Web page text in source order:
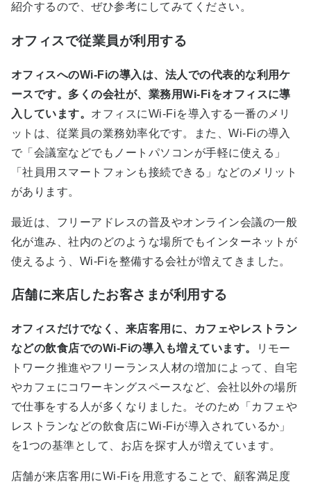
紹介するので、ぜひ参考にしてみてください。
オフィスで従業員が利用する
オフィスへのWi-Fiの導入は、法人での代表的な利用ケ
ースです。多くの会社が、業務用Wi-Fiをオフィスに導
入しています。 オフィスにWi-Fiを導入する一番のメリ
ットは、従業員の業務効率化です。また、Wi-Fiの導入
で「会議室などでもノートパソコンが手軽に使える」
「社員用スマートフォンも接続できる」などのメリット
があります。
最近は、フリーアドレスの普及やオンライン会議の一般
化が進み、社内のどのような場所でもインターネットが
使えるよう、Wi-Fiを整備する会社が増えてきました。
店舗に来店したお客さまが利用する
オフィスだけでなく、来店客用に、カフェやレストラン
などの飲食店でのWi-Fiの導入も増えています。
リモー
トワーク推進やフリーランス人材の増加によって、自宅
やカフェにコワーキングスペースなど、会社以外の場所
で仕事をする人が多くなりました。そのため「カフェや
レストランなどの飲食店にWi-Fiが導入されているか」
を1つの基準として、お店を探す人が増えています。
店舗が来店客用にWi-Fiを用意することで、顧客満足度